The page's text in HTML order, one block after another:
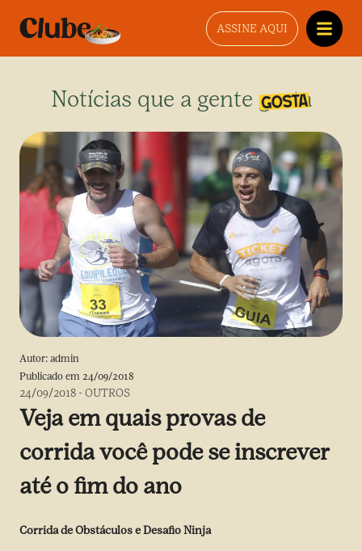
ASSINE AQUI
Notícias que a gente gosta
Autor: admin
Publicado em 24/09/2018
24/09/2018 -OUTROS
Veja em quais provas de
corrida você pode se inscrever
até o fim do ano
Corrida de Obstáculos e Desafio Ninja